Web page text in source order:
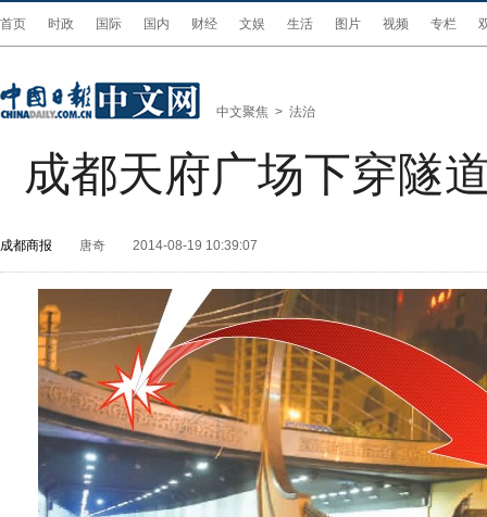
首页 时政 国际 国内 财经 文娱 生活 图片 视频 专栏
中文聚焦 > 法治
成都天府广场下穿隧
成都商报 唐奇 2014-08-19 10:39:07